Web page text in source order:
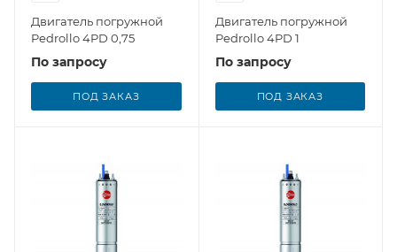
Двигатель погружной
Pedrollo 4PD 0,75
По запросу
ПОД ЗАКАЗ
Двигатель погружной
Pedrollo 4PD 1
По запросу
ПОД ЗАКАЗ